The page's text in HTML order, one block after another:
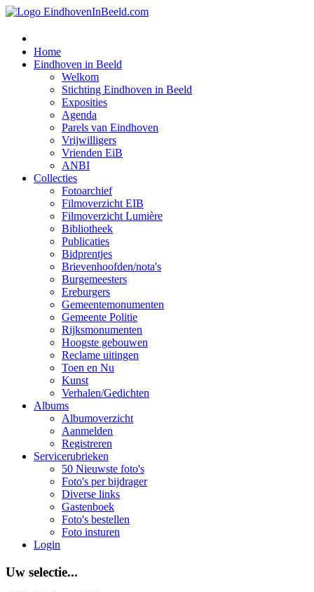
Home
Eindhoven in Beeld
Welkom
Stichting Eindhoven in Beeld
Exposities
Agenda
Parels van Eindhoven
Vrijwilligers
Vrienden EiB
ANBI
Collecties
Fotoarchief
Filmoverzicht EIB
Filmoverzicht Lumière
Bibliotheek
Publicaties
Bidprentjes
Brievenhoofden/nota's
Burgemeesters
Ereburgers
Gemeentemonumenten
Gemeente Politie
Rijksmonumenten
Hoogste gebouwen
Reclame uitingen
Toen en Nu
Kunst
Verhalen/Gedichten
Albums
Albumoverzicht
Aanmelden
Registreren
Servicerubrieken
50 Nieuwste foto's
Foto's per bijdrager
Diverse links
Gastenboek
Foto's bestellen
Foto insturen
Login
Uw selectie...